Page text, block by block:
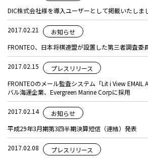
DIC株式会社様を導入ユーザーとして掲載いたしま
2017.02.21
お知らせ
FRONTEO、日本将棋連盟が設置した第三者調査委
2017.02.15
プレスリリース
FRONTEOのメール監査システム「Lit i View EMAIL
バル海運企業、Evergreen Marine Corpに採用
2017.02.14
お知らせ
平成29年3月期第3四半期決算短信（連結）発表
2017.02.08
プレスリリース